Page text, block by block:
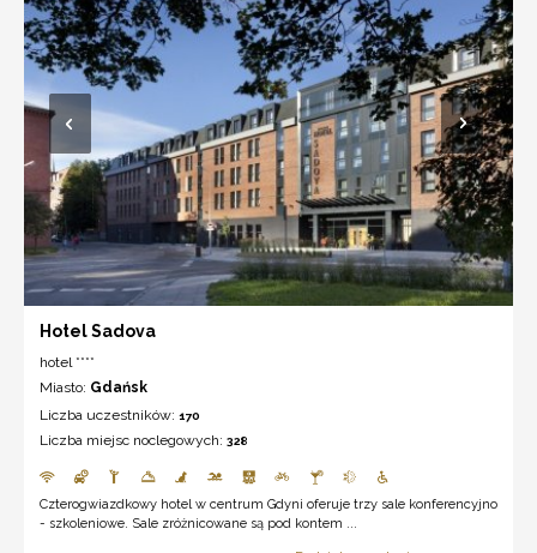
Hotel Sadova
hotel ****
Miasto: Gdańsk
Liczba uczestników: 170
Liczba miejsc noclegowych: 328
Czterogwiazdkowy hotel w centrum Gdyni oferuje trzy sale konferencyjno
- szkoleniowe. Sale zróżnicowane są pod kontem ...